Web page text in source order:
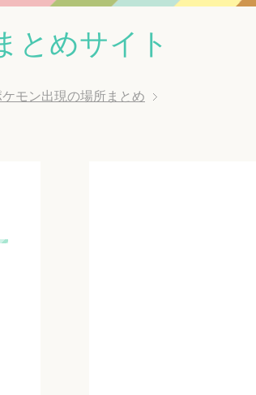
とめサイト
モン出現の場所まとめ